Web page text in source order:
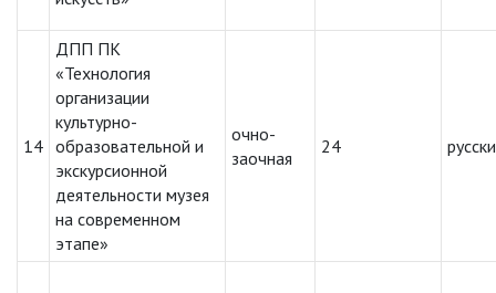
14
ДПП ПК
«Технология
организации
культурно-
образовательной и
экскурсионной
деятельности музея
на современном
этапе»
очно-
заочная
24